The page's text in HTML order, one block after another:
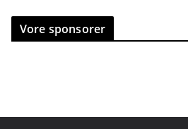
Vore sponsorer